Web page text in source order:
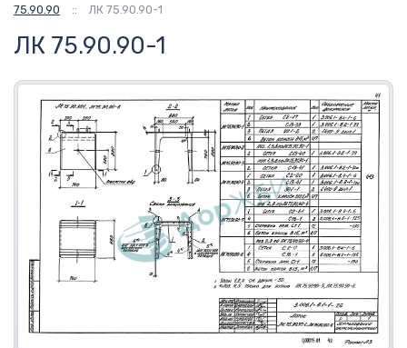
75.90.90
:: ЛК 75.90.90-1
ЛК 75.90.90-1